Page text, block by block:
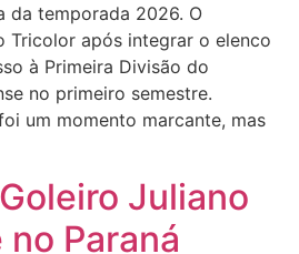
da temporada 2026. O
Tricolor após integrar o elenco
à Primeira Divisão do
no primeiro semestre.
um momento marcante, mas
Juliano
Paraná